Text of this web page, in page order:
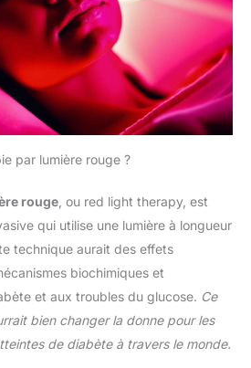
par lumière rouge ?
rouge , ou red light therapy, est
qui utilise une lumière à longueur
technique aurait des effets
biochimiques et
et aux troubles du glucose. Ce
bien changer la donne pour les
de diabète à travers le monde.